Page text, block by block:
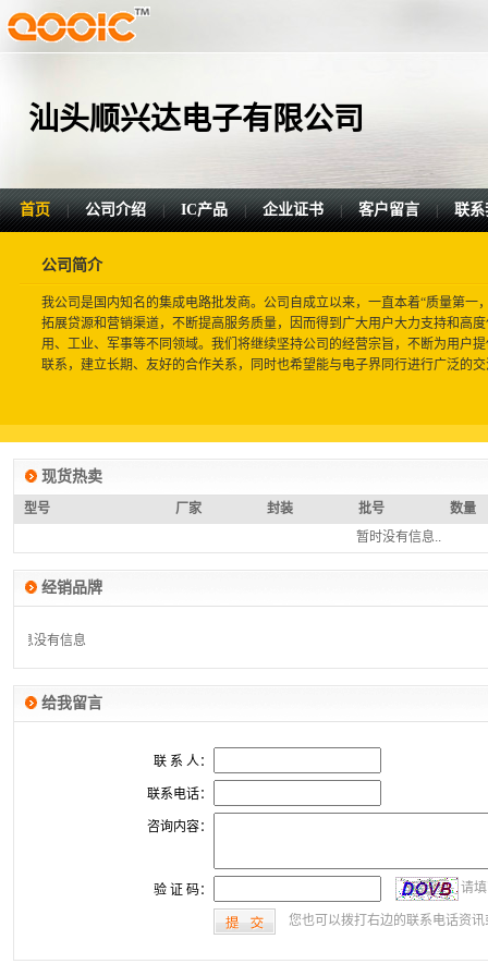
汕头顺兴达电子有限公司
首页 | 公司介绍 | IC产品 | 企业证书 | 客户留言 | 联系
公司简介
我公司是国内知名的集成电路批发商。公司自成立以来，一直本着“质量第一
拓展贷源和营销渠道，不断提高服务质量，因而得到广大用户大力支持和高
用、工业、军事等不同领域。我们将继续坚持公司的经营宗旨，不断为用户
联系，建立长期、友好的合作关系，同时也希望能与电子界同行进行广泛的
现货热卖
型号 厂家 封装 批号
数量
暂时没有信息..
经销品牌
没有信息没有信息
给我留言
联 系 人：
联系电话：
咨询内容：
验 证 码： 请填
您也可以拨打右边的联系电话资